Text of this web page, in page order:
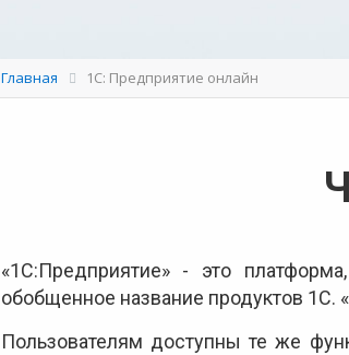
Главная 1С: Предприятие онлайн
«1С:Предприятие» - это
обобщенное название продуктов 1С.
Пользователям доступны те же